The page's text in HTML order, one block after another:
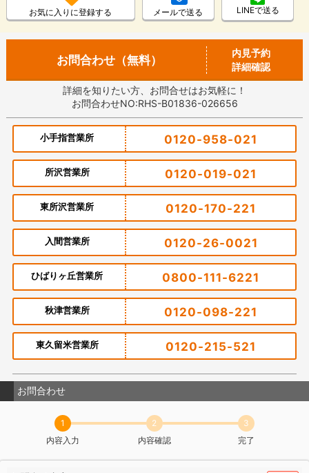
お気に入りに登録する メールで送る LINEで送る
お問合わせ（無料）
内見予約
詳細確認
詳細を知りたい方、お問合せはお気軽に！
お問合わせNO:RHS-B01836-026656
小手指営業所 0120-958-021
所沢営業所 0120-019-021
東所沢営業所 0120-170-221
入間営業所 0120-26-0021
ひばりヶ丘営業所 0800-111-6221
秋津営業所 0120-098-221
東久留米営業所 0120-215-521
お問合わせ
1
内容入力
2
内容確認
3
完了